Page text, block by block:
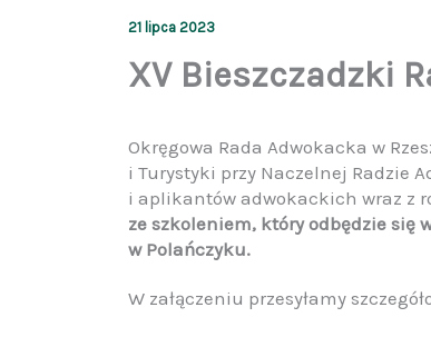
21 lipca 2023
XV Bieszczadzki
Okręgowa Rada Adwokacka w
i Turystyki przy Naczelnej Radzie
i aplikantów adwokackich wraz z
ze szkoleniem, który odbędzie się
w Polańczyku.
W załączeniu przesyłamy